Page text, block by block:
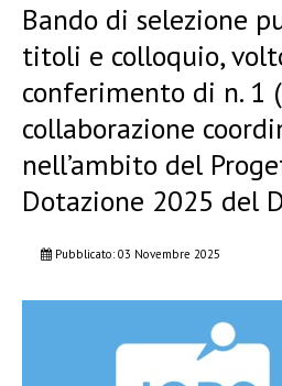
Bando di selezione
titoli e colloquio,
conferimento di n. 1
collaborazione
nell’ambito del
Dotazione 2025 del
Pubblicato: 03 Novembre 2025